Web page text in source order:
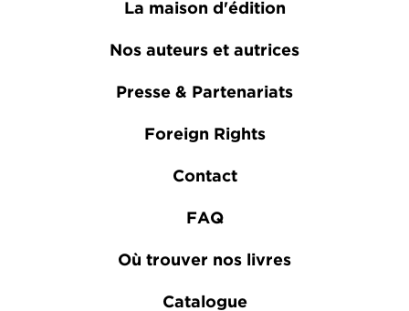
La maison d'édition
Nos auteurs et autrices
Presse & Partenariats
Foreign Rights
Contact
FAQ
Où trouver nos livres
Catalogue